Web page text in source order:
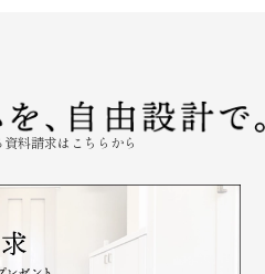
料請求はこちらから